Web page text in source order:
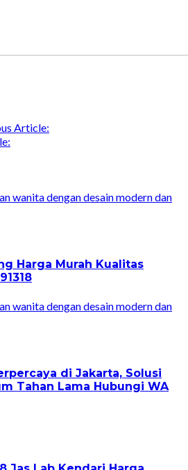
Article:
Harga Murah Kualitas
di Jakarta, Solusi
Tahan Lama Hubungi WA